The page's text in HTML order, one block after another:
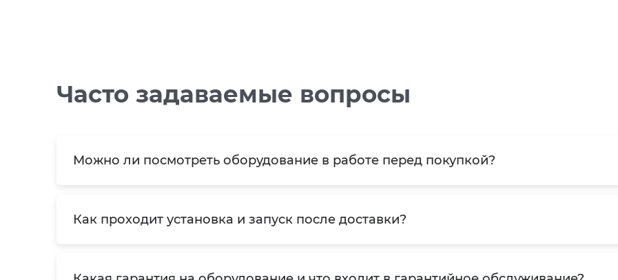
Часто задаваемые вопросы
Можно ли посмотреть оборудование в работе перед покупкой?
Как проходит установка и запуск после доставки?